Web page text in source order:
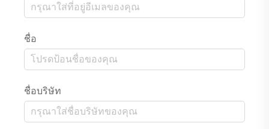
ชื่อ
ชื่อบริษัท